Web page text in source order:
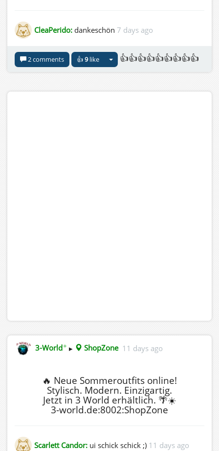
CleaPerido: dankeschön 7 days ago
2 comments 👍9like 👍👍👍👍👍👍👍👍👍
3-World✦ ▸ ShopZone 11 days ago
🔥 Neue Sommeroutfits online!
Stylisch. Modern. Einzigartig.
Jetzt in 3 World erhältlich. 🌴☀️
3-world.de:8002:ShopZone
Scarlett Candor: ui schick schick ;) 11 days ago